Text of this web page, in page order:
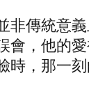
非傳統意
會，他的
時，那一